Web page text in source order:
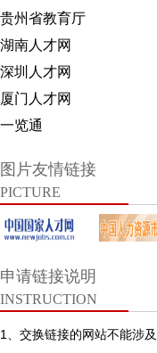
贵州省教育厅
湖南人才网
深圳人才网
厦门人才网
一览通
图片友情链接
PICTURE
申请链接说明
INSTRUCTION
1、交换链接的网站不能涉